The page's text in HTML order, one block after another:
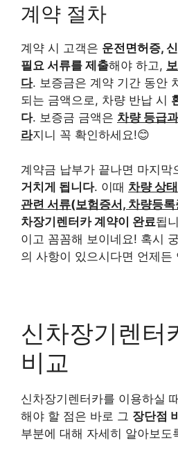
계약 절차
계약 시 고객은 운전면허증,
필요 서류를 제출해야 하고,
다. 보증금은 계약 기간 동안
되는 금액으로, 차량 반납 시
다. 보증금 금액은 차량 등급
라지니 꼭 확인하세요!😊
계약금 납부가 끝나면 마지막
거치게 됩니다. 이때 차량 상
관련 서류(보험증서, 차량등
차장기렌터카 계약이 완료됩
이고 꼼꼼해 보이네요! 혹시
의 사항이 있으시다면 언제든
신차장기렌터
비교
신차장기렌터카를 이용하실
해야 할 점은 바로 그 장단점
부분에 대해 자세히 알아보도